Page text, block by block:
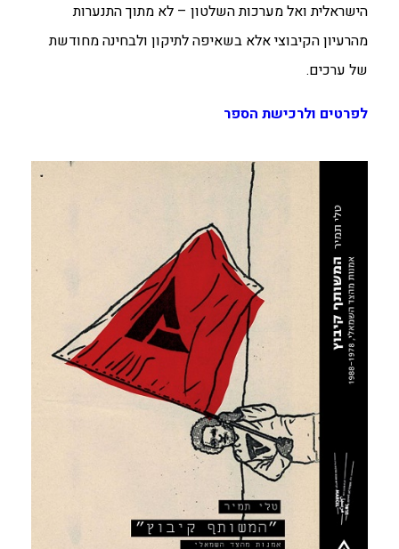
הישראלית ואל מערכות השלטון – לא מתוך התנערות
מהרעיון הקיבוצי אלא בשאיפה לתיקון ולבחינה מחודשת
של ערכים.
לפרטים ולרכישת הספר